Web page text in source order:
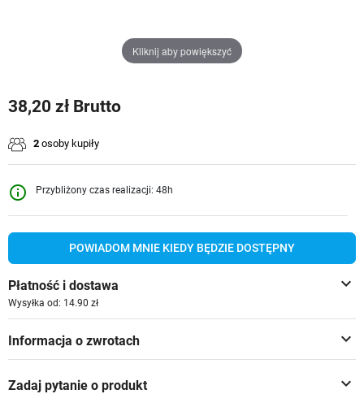
Kliknij aby powiększyć
38,20 zł Brutto
2 osoby kupiły
info_outline Przybliżony czas realizacji: 48h
POWIADOM MNIE KIEDY BĘDZIE DOSTĘPNY
keyboard_arrow_down
Płatność i dostawa
Wysyłka od: 14.90 zł
keyboard_arrow_down
Informacja o zwrotach
keyboard_arrow_down
Zadaj pytanie o produkt